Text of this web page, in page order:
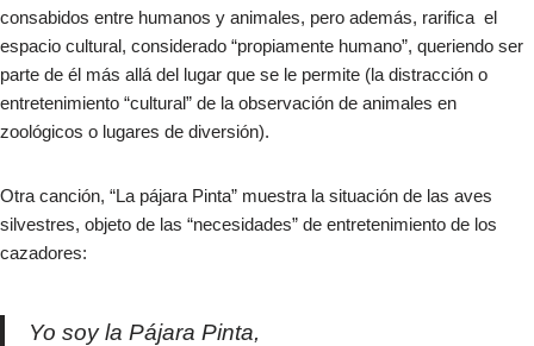
consabidos entre humanos y animales, pero además, rarifica el
espacio cultural, considerado “propiamente humano”, queriendo ser
parte de él más allá del lugar que se le permite (la distracción o
entretenimiento “cultural” de la observación de animales en
zoológicos o lugares de diversión).​
Otra canción, “La pájara Pinta” muestra la situación de las aves
silvestres, objeto de las “necesidades” de entretenimiento de los
cazadores:
Yo soy la Pájara Pinta,